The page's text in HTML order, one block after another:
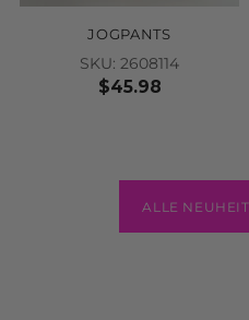
JOGPANTS
SKU: 2608114
$45.98
ALLE